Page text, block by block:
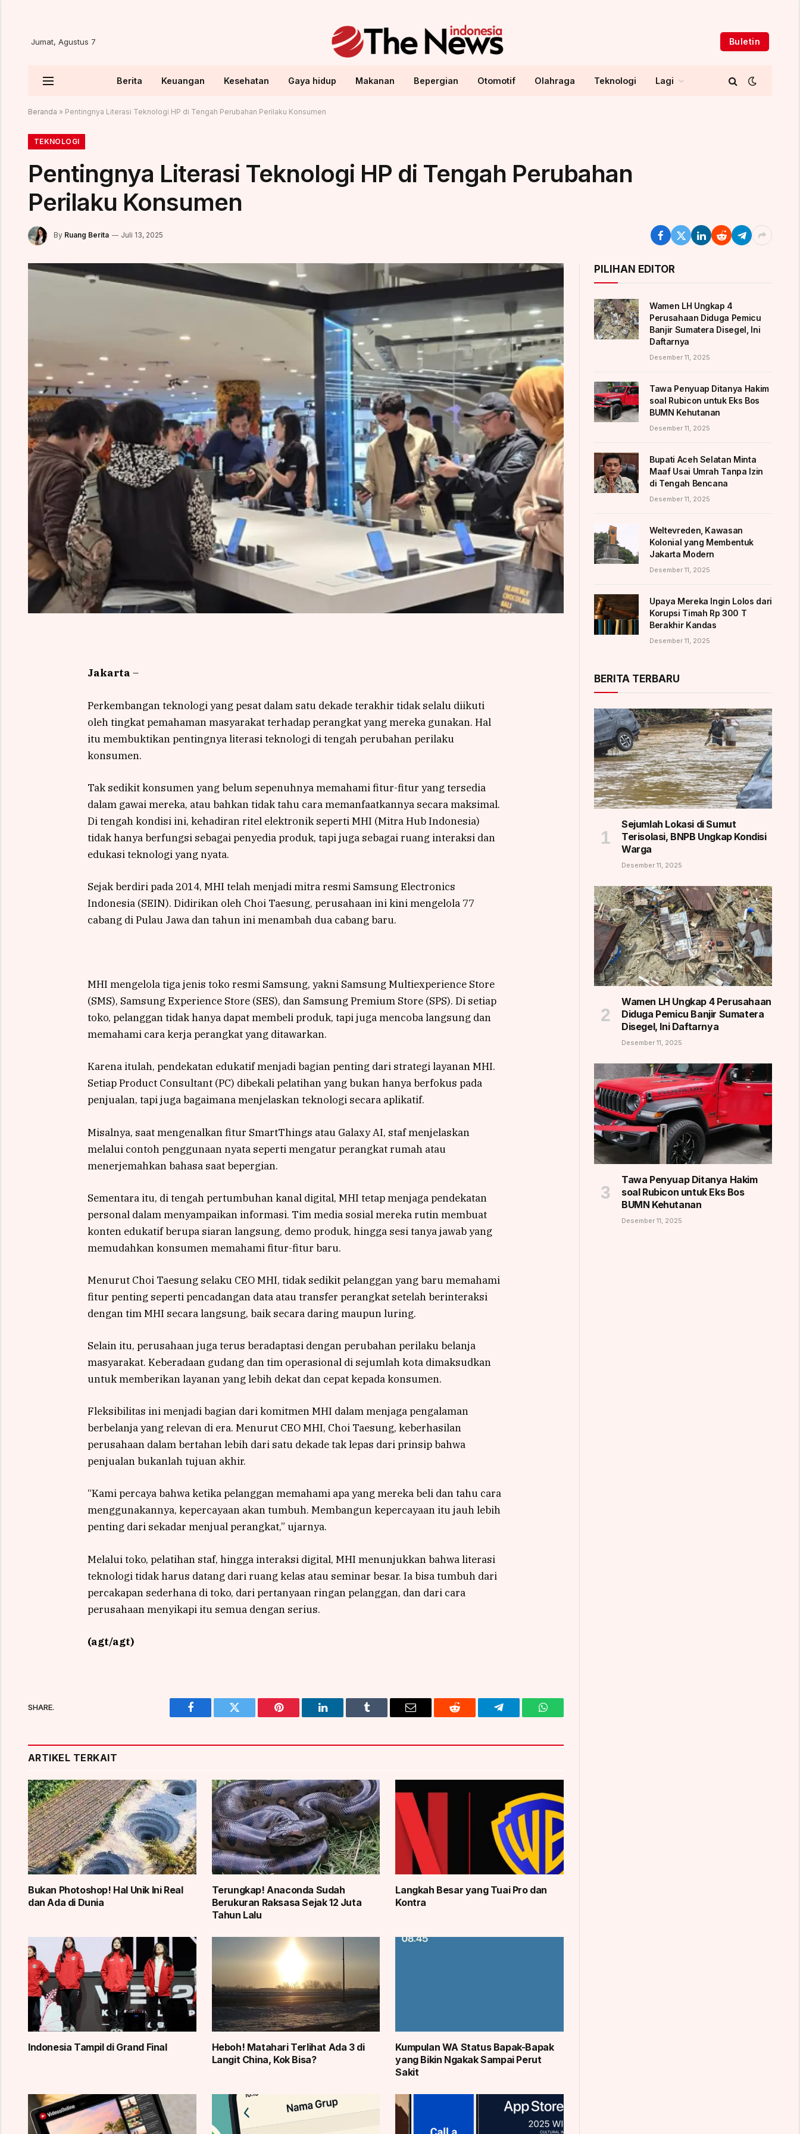
Jumat, Agustus 7 Buletin
Berita Keuangan Kesehatan Gaya hidup Makanan Bepergian Otomotif Olahraga Teknologi Lagi
Beranda » Pentingnya Literasi Teknologi HP di Tengah Perubahan Perilaku Konsumen
TEKNOLOGI
Pentingnya Literasi Teknologi HP di Tengah Perubahan
Perilaku Konsumen
By Ruang Berita Juli 13, 2025
Jakarta –
Perkembangan teknologi yang pesat dalam satu dekade terakhir tidak selalu diikuti
oleh tingkat pemahaman masyarakat terhadap perangkat yang mereka gunakan. Hal
itu membuktikan pentingnya literasi teknologi di tengah perubahan perilaku
konsumen.
Tak sedikit konsumen yang belum sepenuhnya memahami fitur-fitur yang tersedia
dalam gawai mereka, atau bahkan tidak tahu cara memanfaatkannya secara maksimal.
Di tengah kondisi ini, kehadiran ritel elektronik seperti MHI (Mitra Hub Indonesia)
tidak hanya berfungsi sebagai penyedia produk, tapi juga sebagai ruang interaksi dan
edukasi teknologi yang nyata.
Sejak berdiri pada 2014, MHI telah menjadi mitra resmi Samsung Electronics
Indonesia (SEIN). Didirikan oleh Choi Taesung, perusahaan ini kini mengelola 77
cabang di Pulau Jawa dan tahun ini menambah dua cabang baru.
MHI mengelola tiga jenis toko resmi Samsung, yakni Samsung Multiexperience Store
(SMS), Samsung Experience Store (SES), dan Samsung Premium Store (SPS). Di setiap
toko, pelanggan tidak hanya dapat membeli produk, tapi juga mencoba langsung dan
memahami cara kerja perangkat yang ditawarkan.
Karena itulah, pendekatan edukatif menjadi bagian penting dari strategi layanan MHI.
Setiap Product Consultant (PC) dibekali pelatihan yang bukan hanya berfokus pada
penjualan, tapi juga bagaimana menjelaskan teknologi secara aplikatif.
Misalnya, saat mengenalkan fitur SmartThings atau Galaxy AI, staf menjelaskan
melalui contoh penggunaan nyata seperti mengatur perangkat rumah atau
menerjemahkan bahasa saat bepergian.
Sementara itu, di tengah pertumbuhan kanal digital, MHI tetap menjaga pendekatan
personal dalam menyampaikan informasi. Tim media sosial mereka rutin membuat
konten edukatif berupa siaran langsung, demo produk, hingga sesi tanya jawab yang
memudahkan konsumen memahami fitur-fitur baru.
Menurut Choi Taesung selaku CEO MHI, tidak sedikit pelanggan yang baru memahami
fitur penting seperti pencadangan data atau transfer perangkat setelah berinteraksi
dengan tim MHI secara langsung, baik secara daring maupun luring.
Selain itu, perusahaan juga terus beradaptasi dengan perubahan perilaku belanja
masyarakat. Keberadaan gudang dan tim operasional di sejumlah kota dimaksudkan
untuk memberikan layanan yang lebih dekat dan cepat kepada konsumen.
Fleksibilitas ini menjadi bagian dari komitmen MHI dalam menjaga pengalaman
berbelanja yang relevan di era. Menurut CEO MHI, Choi Taesung, keberhasilan
perusahaan dalam bertahan lebih dari satu dekade tak lepas dari prinsip bahwa
penjualan bukanlah tujuan akhir.
“Kami percaya bahwa ketika pelanggan memahami apa yang mereka beli dan tahu cara
menggunakannya, kepercayaan akan tumbuh. Membangun kepercayaan itu jauh lebih
penting dari sekadar menjual perangkat,” ujarnya.
Melalui toko, pelatihan staf, hingga interaksi digital, MHI menunjukkan bahwa literasi
teknologi tidak harus datang dari ruang kelas atau seminar besar. Ia bisa tumbuh dari
percakapan sederhana di toko, dari pertanyaan ringan pelanggan, dan dari cara
perusahaan menyikapi itu semua dengan serius.
(agt/agt)
SHARE.
Facebook Twitter Pinterest LinkedIn Tumblr Email Reddit Telegram WhatsApp
ARTIKEL TERKAIT
Bukan Photoshop! Hal Unik Ini Real
dan Ada di Dunia
Terungkap! Anaconda Sudah
Berukuran Raksasa Sejak 12 Juta
Tahun Lalu
Langkah Besar yang Tuai Pro dan
Kontra
Indonesia Tampil di Grand Final
Heboh! Matahari Terlihat Ada 3 di
Langit China, Kok Bisa?
Kumpulan WA Status Bapak-Bapak
yang Bikin Ngakak Sampai Perut
Sakit
PILIHAN EDITOR
Wamen LH Ungkap 4
Perusahaan Diduga Pemicu
Banjir Sumatera Disegel, Ini
Daftarnya
Desember 11, 2025
Tawa Penyuap Ditanya Hakim
soal Rubicon untuk Eks Bos
BUMN Kehutanan
Desember 11, 2025
Bupati Aceh Selatan Minta
Maaf Usai Umrah Tanpa Izin
di Tengah Bencana
Desember 11, 2025
Weltevreden, Kawasan
Kolonial yang Membentuk
Jakarta Modern
Desember 11, 2025
Upaya Mereka Ingin Lolos dari
Korupsi Timah Rp 300 T
Berakhir Kandas
Desember 11, 2025
BERITA TERBARU
Sejumlah Lokasi di Sumut
Terisolasi, BNPB Ungkap Kondisi
Warga
Desember 11, 2025
Wamen LH Ungkap 4 Perusahaan
Diduga Pemicu Banjir Sumatera
Disegel, Ini Daftarnya
Desember 11, 2025
Tawa Penyuap Ditanya Hakim
soal Rubicon untuk Eks Bos
BUMN Kehutanan
Desember 11, 2025